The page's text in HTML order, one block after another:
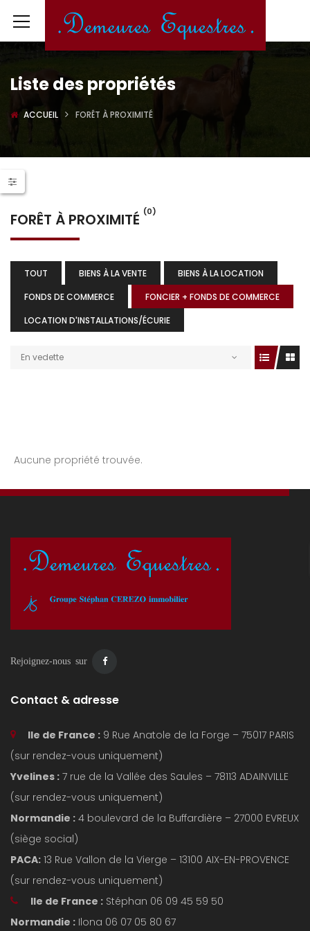
Liste des propriétés
ACCUEIL FORÊT À PROXIMITÉ
FORÊT À PROXIMITÉ (0)
TOUT BIENS À LA VENTE
BIENS À LA LOCATION
FONDS DE COMMERCE
FONCIER + FONDS DE COMMERCE
LOCATION D'INSTALLATIONS/ÉCURIE
En vedette
Aucune propriété trouvée.
Rejoignez-nous sur
Contact & adresse
Ile de France : 9 Rue Anatole de la Forge – 75017 PARIS
(sur rendez-vous uniquement)
Yvelines : 7 rue de la Vallée des Saules – 78113 ADAINVILLE
(sur rendez-vous uniquement)
Normandie : 4 boulevard de la Buffardière – 27000 EVREUX
(siège social)
PACA: 13 Rue Vallon de la Vierge – 13100 AIX-EN-PROVENCE
(sur rendez-vous uniquement)
Ile de France : Stéphan 06 09 45 59 50
Normandie : Ilona 06 07 05 80 67